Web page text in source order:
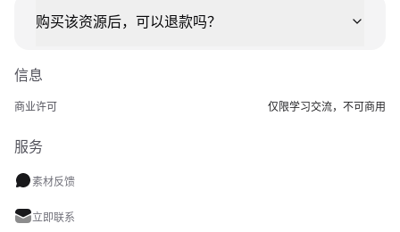
购买该资源后，可以退款吗？
信息
商业许可 仅限学习交流，不可商用
服务
素材反馈
立即联系